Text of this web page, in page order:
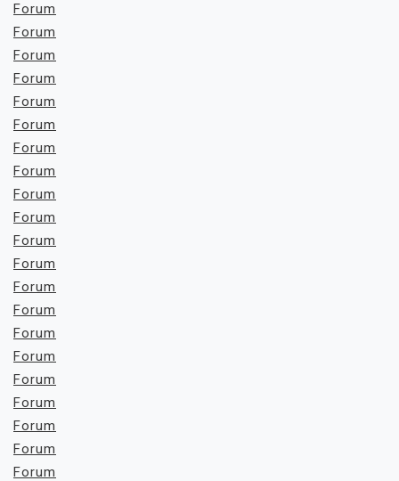
Forum
Forum
Forum
Forum
Forum
Forum
Forum
Forum
Forum
Forum
Forum
Forum
Forum
Forum
Forum
Forum
Forum
Forum
Forum
Forum
Forum